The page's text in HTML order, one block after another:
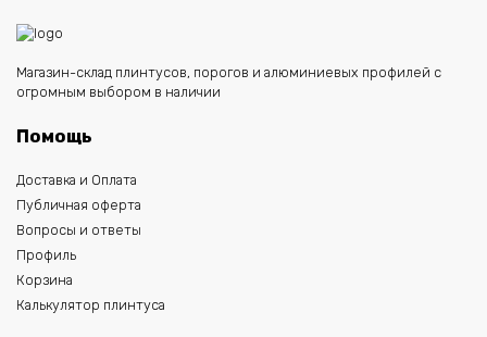
Магазин-склад плинтусов, порогов и алюминиевых профилей с
огромным выбором в наличии
Помощь
Доставка и Оплата
Публичная оферта
Вопросы и ответы
Профиль
Корзина
Калькулятор плинтуса